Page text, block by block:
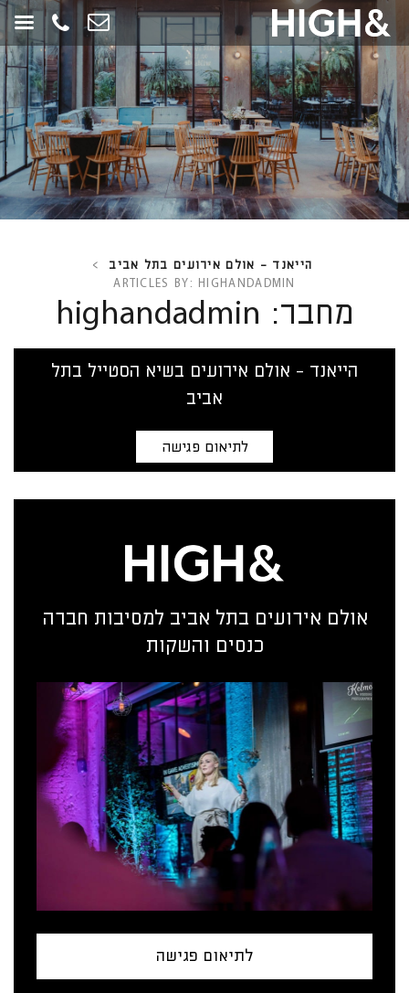
תחילתו
דף
אינטרנט,
לחץ
אנטר
כדי
לעבור
לאזור
תוכן
הייאנד - אולם אירועים בתל אביב
>
ARTICLES BY: HIGHANDADMIN
מחבר: highandadmin
הייאנד - אולם אירועים בשיא הסטייל בתל
אביב
לתיאום פגישה
אולם אירועים בתל אביב למסיבות חברה
כנסים והשקות
לתיאום פגישה